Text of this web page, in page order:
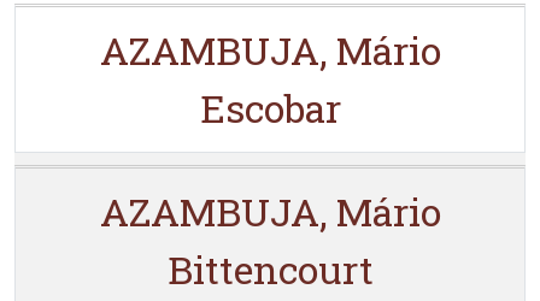
AZAMBUJA, Mário
Escobar
AZAMBUJA, Mário
Bittencourt